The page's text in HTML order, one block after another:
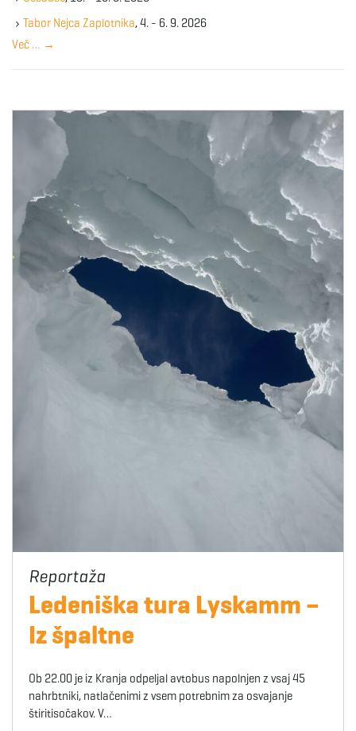
e
y
w
r
Tabor Nejca Zaplotnika, 4. - 6. 9. 2026
Več … →
Ledeniška tura Lyskamm –
Iz špaltne
Ob 22.00 je iz Kranja odpeljal avtobus napolnjen z vsaj 45
nahrbtniki, natlačenimi z vsem potrebnim za osvajanje
štiritisočakov. V…